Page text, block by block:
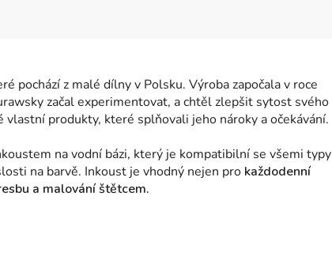
pochází z malé dílny v Polsku. Výroba započala v roce
začal experimentovat, a chtěl zlepšit sytost svého
produkty, které splňovali jeho nároky a očekávání.
na vodní bázi, který je kompatibilní se všemi typy
na barvě. Inkoust je vhodný nejen pro každodenní
a malování štětcem.